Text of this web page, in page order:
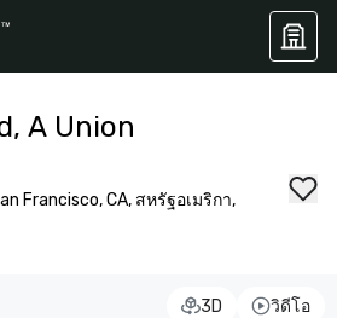
A Union
Francisco, CA, สหรัฐอเมริกา,
3D วิดีโอ